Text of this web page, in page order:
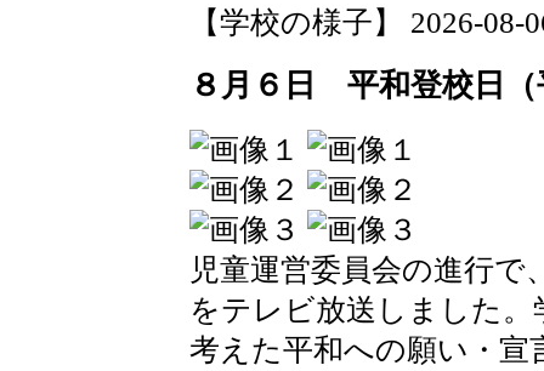
【学校の様子】 2026-08-
８月６日 平和登校日
児童運営委員会の進行で
をテレビ放送しました
考えた平和への願い・